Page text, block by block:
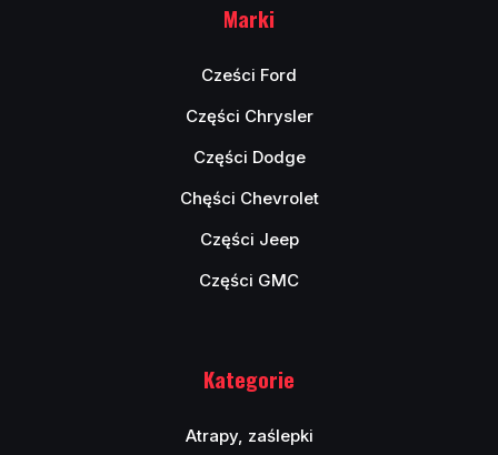
Marki
Cześci Ford
Części Chrysler
Części Dodge
Chęści Chevrolet
Części Jeep
Części GMC
Kategorie
Atrapy, zaślepki